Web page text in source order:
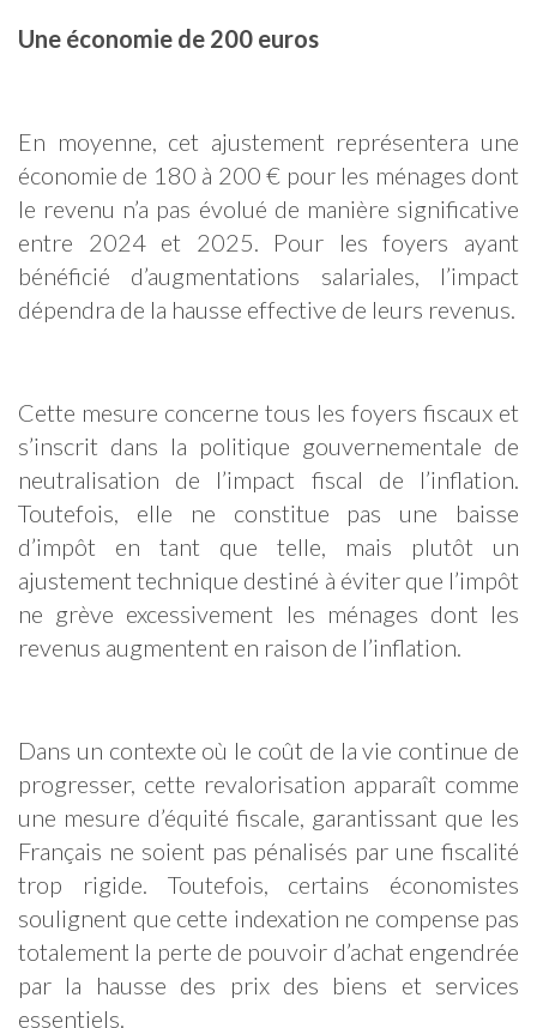
Une économie de 200 euros
En moyenne, cet ajustement représentera une
économie de 180 à 200 € pour les ménages dont
le revenu n’a pas évolué de manière significative
entre 2024 et 2025. Pour les foyers ayant
bénéficié d’augmentations salariales, l’impact
dépendra de la hausse effective de leurs revenus.
Cette mesure concerne tous les foyers fiscaux et
s’inscrit dans la politique gouvernementale de
neutralisation de l’impact fiscal de l’inflation.
Toutefois, elle ne constitue pas une baisse
d’impôt en tant que telle, mais plutôt un
ajustement technique destiné à éviter que l’impôt
ne grève excessivement les ménages dont les
revenus augmentent en raison de l’inflation.
Dans un contexte où le coût de la vie continue de
progresser, cette revalorisation apparaît comme
une mesure d’équité fiscale, garantissant que les
Français ne soient pas pénalisés par une fiscalité
trop rigide. Toutefois, certains économistes
soulignent que cette indexation ne compense pas
totalement la perte de pouvoir d’achat engendrée
par la hausse des prix des biens et services
essentiels.